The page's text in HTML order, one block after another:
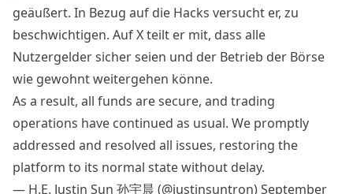
geäußert. In Bezug auf die Hacks versucht er, zu
beschwichtigen. Auf X teilt er mit, dass alle
Nutzergelder sicher seien und der Betrieb der Börse
wie gewohnt weitergehen könne.
As a result, all funds are secure, and trading
operations have continued as usual. We promptly
addressed and resolved all issues, restoring the
platform to its normal state without delay.
— H.E. Justin Sun 孙宇晨 (@justinsuntron)September